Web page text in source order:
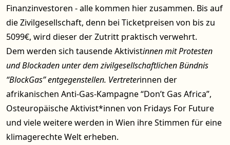
Finanzinvestoren - alle kommen hier zusammen. Bis auf
die Zivilgesellschaft, denn bei Ticketpreisen von bis zu
5099€, wird dieser der Zutritt praktisch verwehrt.
Dem werden sich tausende Aktivistinnen mit Protesten
und Blockaden unter dem zivilgesellschaftlichen Bündnis
“BlockGas” entgegenstellen. Vertreterinnen der
afrikanischen Anti-Gas-Kampagne “Don’t Gas Africa”,
Osteuropäische Aktivist*innen von Fridays For Future
und viele weitere werden in Wien ihre Stimmen für eine
klimagerechte Welt erheben.